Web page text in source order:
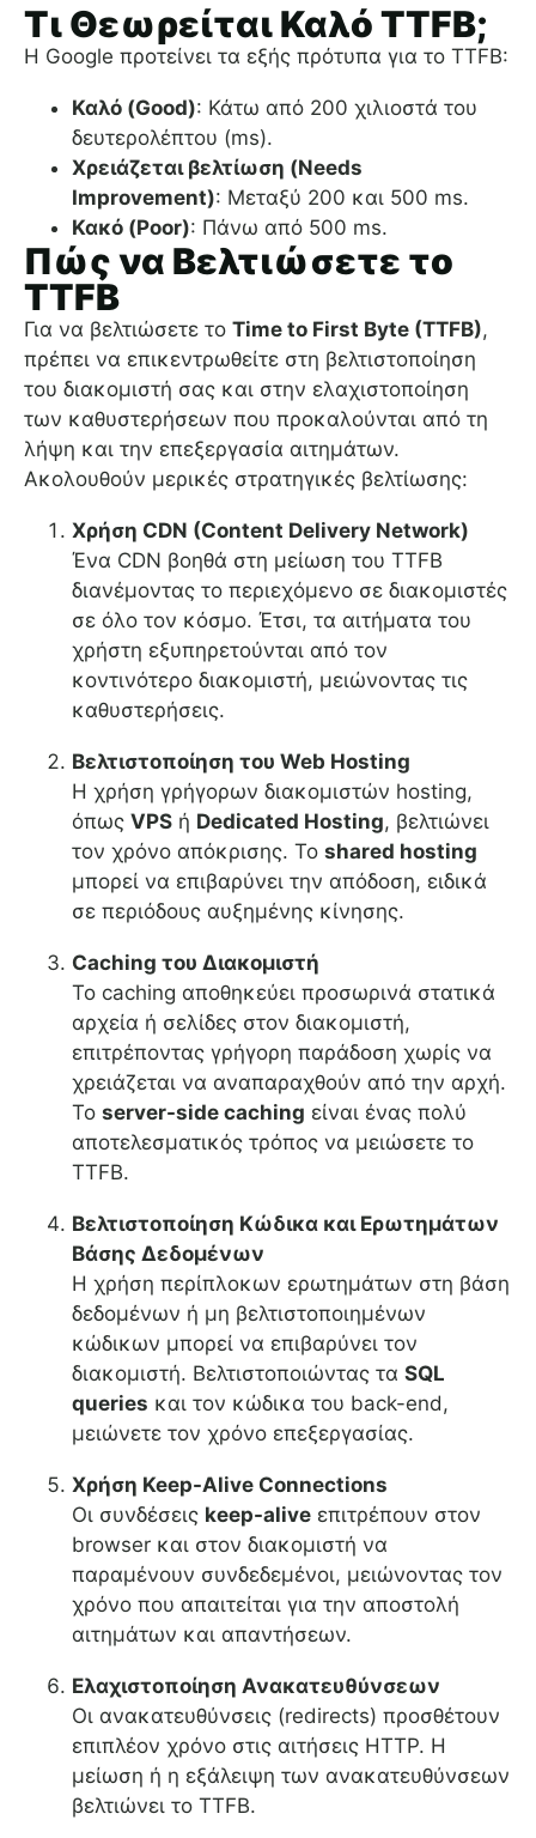
Τι Θεωρείται Καλό TTFB;
Η Google προτείνει τα εξής πρότυπα για το TTFB:
Καλό (Good): Κάτω από 200 χιλιοστά του
δευτερολέπτου (ms).
Χρειάζεται βελτίωση (Needs
Improvement): Μεταξύ 200 και 500 ms.
Κακό (Poor): Πάνω από 500 ms.
Πώς να Βελτιώσετε το
TTFB
Για να βελτιώσετε το Time to First Byte (TTFB),
πρέπει να επικεντρωθείτε στη βελτιστοποίηση
του διακομιστή σας και στην ελαχιστοποίηση
των καθυστερήσεων που προκαλούνται από τη
λήψη και την επεξεργασία αιτημάτων.
Ακολουθούν μερικές στρατηγικές βελτίωσης:
Χρήση CDN (Content Delivery Network)
Ένα CDN βοηθά στη μείωση του TTFB
διανέμοντας το περιεχόμενο σε διακομιστές
σε όλο τον κόσμο. Έτσι, τα αιτήματα του
χρήστη εξυπηρετούνται από τον
κοντινότερο διακομιστή, μειώνοντας τις
καθυστερήσεις.
Βελτιστοποίηση του Web Hosting
Η χρήση γρήγορων διακομιστών hosting,
όπως VPS ή Dedicated Hosting, βελτιώνει
τον χρόνο απόκρισης. Το shared hosting
μπορεί να επιβαρύνει την απόδοση, ειδικά
σε περιόδους αυξημένης κίνησης.
Caching του Διακομιστή
Το caching αποθηκεύει προσωρινά στατικά
αρχεία ή σελίδες στον διακομιστή,
επιτρέποντας γρήγορη παράδοση χωρίς να
χρειάζεται να αναπαραχθούν από την αρχή.
Το server-side caching είναι ένας πολύ
αποτελεσματικός τρόπος να μειώσετε το
TTFB.
Βελτιστοποίηση Κώδικα και Ερωτημάτων
Βάσης Δεδομένων
Η χρήση περίπλοκων ερωτημάτων στη βάση
δεδομένων ή μη βελτιστοποιημένων
κώδικων μπορεί να επιβαρύνει τον
διακομιστή. Βελτιστοποιώντας τα SQL
queries και τον κώδικα του back-end,
μειώνετε τον χρόνο επεξεργασίας.
Χρήση Keep-Alive Connections
Οι συνδέσεις keep-alive επιτρέπουν στον
browser και στον διακομιστή να
παραμένουν συνδεδεμένοι, μειώνοντας τον
χρόνο που απαιτείται για την αποστολή
αιτημάτων και απαντήσεων.
Ελαχιστοποίηση Ανακατευθύνσεων
Οι ανακατευθύνσεις (redirects) προσθέτουν
επιπλέον χρόνο στις αιτήσεις HTTP. Η
μείωση ή η εξάλειψη των ανακατευθύνσεων
βελτιώνει το TTFB.